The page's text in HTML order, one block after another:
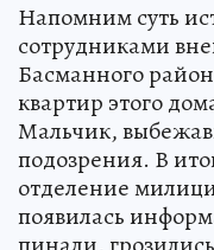
Напомним суть
сотрудниками
Басманного
квартир этого
Мальчик,
подозрения. В
отделение
появилась